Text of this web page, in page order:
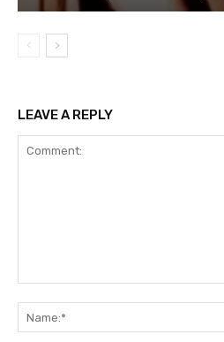
LEAVE A REPLY